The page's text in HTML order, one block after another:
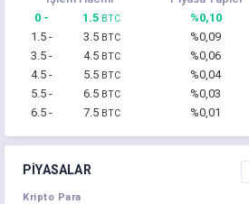
0 -
1.5 BTC %0,10
1.5 -
3.5 BTC %0,09
3.5 -
4.5 BTC %0,06
4.5 -
5.5 BTC %0,04
5.5 -
6.5 BTC %0,03
6.5 -
7.5 BTC %0,01
PIYASALAR
Kripto Para